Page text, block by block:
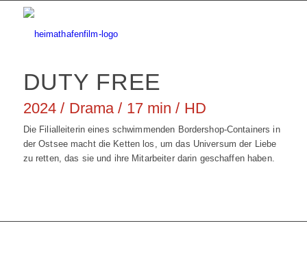
DUTY FREE
2024 / Drama / 17 min / HD
Die Filialleiterin eines schwimmenden Bordershop-Containers in
der Ostsee macht die Ketten los, um das Universum der Liebe
zu retten, das sie und ihre Mitarbeiter darin geschaffen haben.